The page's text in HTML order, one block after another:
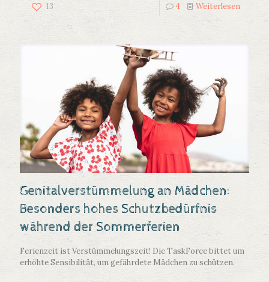
13 4 Weiterlesen
Genitalverstümmelung an Mädchen:
Besonders hohes Schutzbedürfnis
während der Sommerferien
Ferienzeit ist Verstümmelungszeit! Die TaskForce bittet um
erhöhte Sensibilität, um gefährdete Mädchen zu schützen.